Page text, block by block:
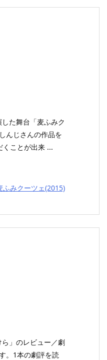
た舞台「麦ふみク
んじさんの作品を
くことが出来 ...
ふみクーツェ(2015)
」のレビュー／劇
。1本の劇評を読